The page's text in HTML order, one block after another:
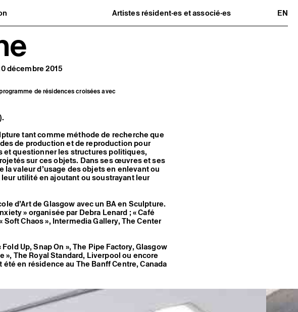
Artistes résident·es et associé·es
EN
cours et à venir
éditoriale
Résident·es
décembre 2015
de résidences croisées avec
tant comme méthode de recherche que
de production et de reproduction pour
et questionner les structures politiques,
sur ces objets. Dans ses œuvres et ses
valeur d’usage des objets en enlevant ou
utilité en ajoutant ou soustrayant leur
d’Art de Glasgow avec un BA en Sculpture.
» organisée par Debra Lenard ; « Café
Soft Chaos », Intermedia Gallery, The Center
Up, Snap On », The Pipe Factory, Glasgow
», The Royal Standard, Liverpool ou encore
en résidence au The Banff Centre, Canada